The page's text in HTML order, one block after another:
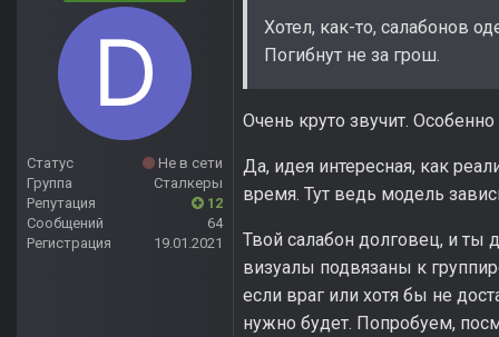
Статус
Не в сети
Группа
Сталкеры
Репутация
12
Сообщений
64
Регистрация
19.01.2021
Хотел, как-то, салабонов
Погибнут не за грош.
Очень круто звучит.
Да, идея интересная, как
время. Тут ведь модель
Твой салабон долговец, и ты
визуалы подвязаны к
если враг или хотя бы не
нужно будет. Попробуем,